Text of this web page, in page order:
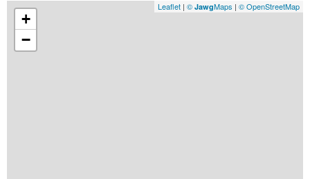
+
−
Leaflet | © JawgMaps | © OpenStreetMap